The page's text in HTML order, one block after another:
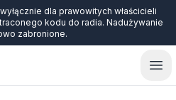
dla prawowitych właścicieli
kodu do radia. Nadużywanie
zabronione.